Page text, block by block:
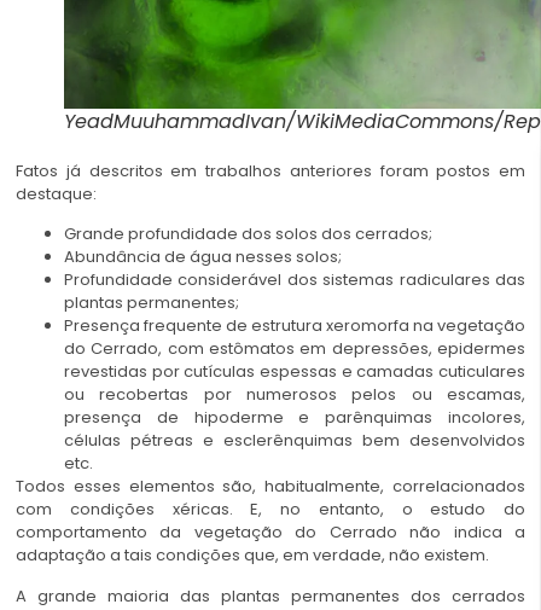
YeadMuuhammadIvan/WikiMediaCommons/
Fatos já descritos em trabalhos anteriores foram postos em
destaque:
Grande profundidade dos solos dos cerrados;
Abundância de água nesses solos;
Profundidade considerável dos sistemas radiculares das
plantas permanentes;
Presença frequente de estrutura xeromorfa na vegetação
do Cerrado, com estômatos em depressões, epidermes
revestidas por cutículas espessas e camadas cuticulares
ou recobertas por numerosos pelos ou escamas,
presença de hipoderme e parênquimas incolores,
células pétreas e esclerênquimas bem desenvolvidos
etc.
Todos esses elementos são, habitualmente, correlacionados
com condições xéricas. E, no entanto, o estudo do
comportamento da vegetação do Cerrado não indica a
adaptação a tais condições que, em verdade, não existem.
A grande maioria das plantas permanentes dos cerrados